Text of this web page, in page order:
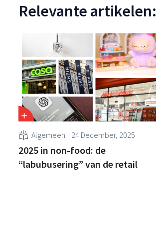
Relevante artikelen:
Algemeen 24 December, 2025
2025 in non-food: de
“labubusering” van de retail